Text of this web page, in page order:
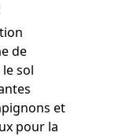
de
sol
et
pour la